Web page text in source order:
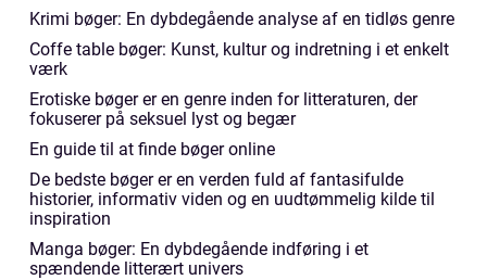
Krimi bøger: En dybdegående analyse af en tidløs genre
Coffe table bøger: Kunst, kultur og indretning i et enkelt
værk
Erotiske bøger er en genre inden for litteraturen, der
fokuserer på seksuel lyst og begær
En guide til at finde bøger online
De bedste bøger er en verden fuld af fantasifulde
historier, informativ viden og en uudtømmelig kilde til
inspiration
Manga bøger: En dybdegående indføring i et
spændende litterært univers